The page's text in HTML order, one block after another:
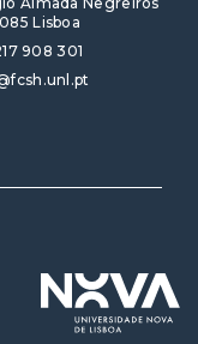
Lisboa
908 301